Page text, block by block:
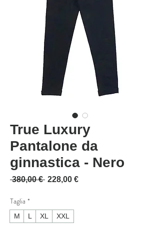
True Luxury
Pantalone da
ginnastica - Nero
380,00 € Prezzo regolare
228,00 €Prezzo scontato
Taglia *
M L XL XXL